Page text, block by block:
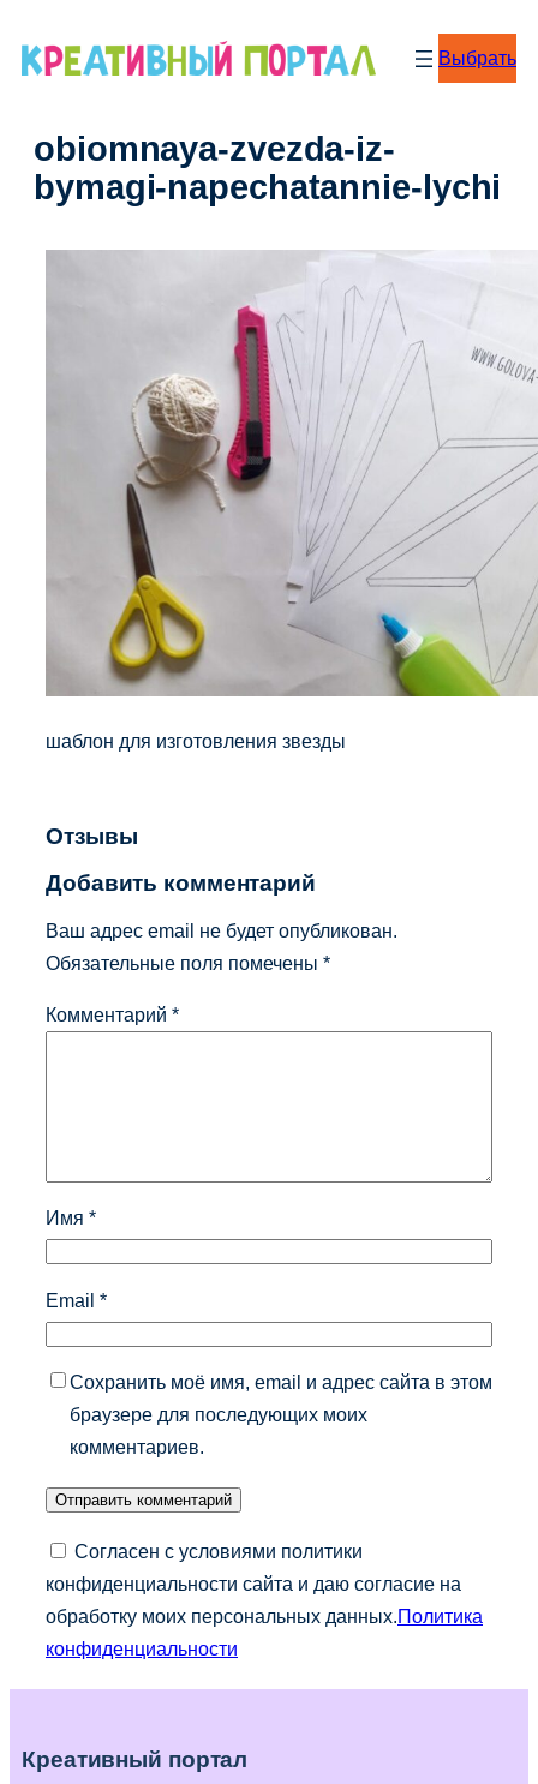
Выбрать
obiomnaya-zvezda-iz-
bymagi-napechatannie-lychi
шаблон для изготовления звезды
Отзывы
Добавить комментарий
Ваш адрес email не будет опубликован.
Обязательные поля помечены *
Комментарий *
Имя *
Email *
Сохранить моё имя, email и адрес сайта в этом
браузере для последующих моих
комментариев.
Согласен с условиями политики
конфиденциальности сайта и даю согласие на
обработку моих персональных данных. Политика
конфиденциальности
Креативный портал